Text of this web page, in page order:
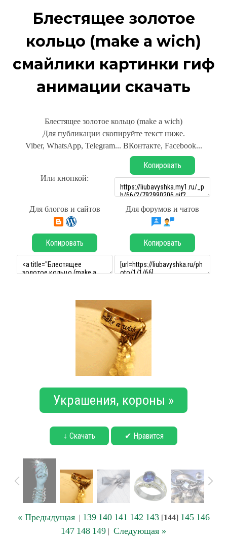
Блестящее золотое
кольцо (make a wich)
смайлики картинки гиф
анимации скачать
Блестящее золотое кольцо (make a wich)
Для публикации скопируйте текст ниже.
Viber, WhatsApp, Telegram... ВКонтакте, Facebook...
Или кнопкой:
Копировать
Для блогов и сайтов Для форумов и чатов
Копировать Копировать
Украшения, короны »
↓ Скачать ✔ Нравится
« Предыдущая| 139 140 141 142 143[144] 145 146
147 148 149 | Следующая »